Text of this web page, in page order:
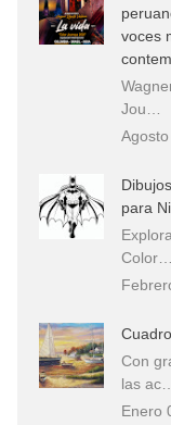
voces
Jou…
para
Color…
Con
las ac…
Enero